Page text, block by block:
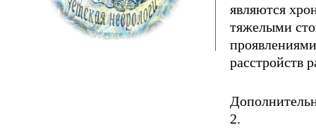
являются
тяжелыми
расстройств
2.